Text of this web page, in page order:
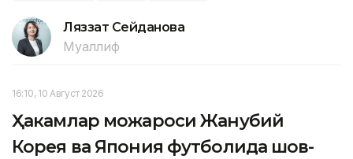
Ляззат Сейданова
Муаллиф
16:10, 10 Август 2026
Ҳакамлар можароси Жанубий
Корея ва Япония футболида шов-